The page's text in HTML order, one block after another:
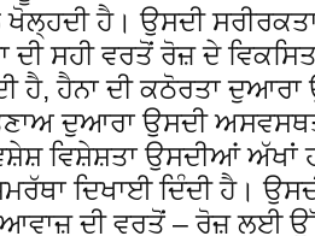
ਹੈ। ਉਸਦੀ
ਦੀ ਸਹੀ ਵਰਤੋਂ ਰੋਜ਼ ਦੇ
ਹੈ, ਹੈਨਾ ਦੀ ਕਠੋਰਤਾ
ਦੁਆਰਾ ਉਸਦੀ
ਵਿਸ਼ੇਸ਼ਤਾ ਉਸਦੀਆਂ ਅੱਖਾਂ
ਦਿਖਾਈ ਦਿੰਦੀ ਹੈ।
ਆਵਾਜ਼ ਦੀ ਵਰਤੋਂ – ਰੋਜ਼ ਲਈ